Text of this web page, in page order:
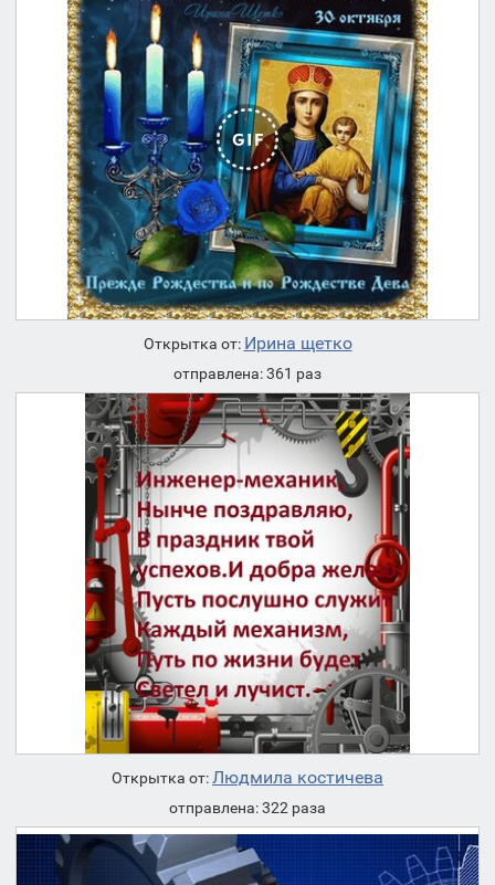
Открытка от: Ирина щетко
отправлена: 361 раз
Открытка от:Людмила костичева
отправлена: 322 раза